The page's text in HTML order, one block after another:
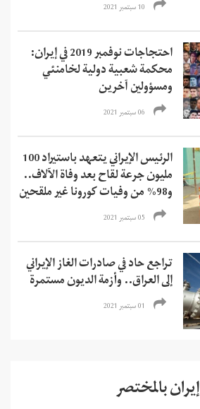
10 سبتمبر 2021
احتجاجات نوفمبر 2019 في إيران:
محكمة شعبية دولية لخامنئي
ومسؤولين آخرين
06 سبتمبر 2021
الرئيس الإيراني يتعهد باستيراد 100
مليون جرعة لقاح بعد وفاة الآلاف..
و98% من وفيات كورونا غير ملقحين
05 سبتمبر 2021
تراجع حاد في صادرات الغاز الإيراني
إلى العراق.. وأزمة الديون مستمرة
01 سبتمبر 2021
إيران بالمختصر